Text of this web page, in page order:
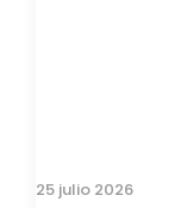
25 julio 2026